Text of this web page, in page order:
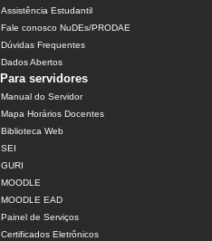
Assistência Estudantil
Fale conosco NuDEs/PRODAE
Dúvidas Frequentes
Dados Abertos
Para servidores
Manual do Servidor
Mapa Horários Docentes
Biblioteca Web
SEI
GURI
MOODLE
MOODLE EAD
Painel de Serviços
Certificados Eletrônicos